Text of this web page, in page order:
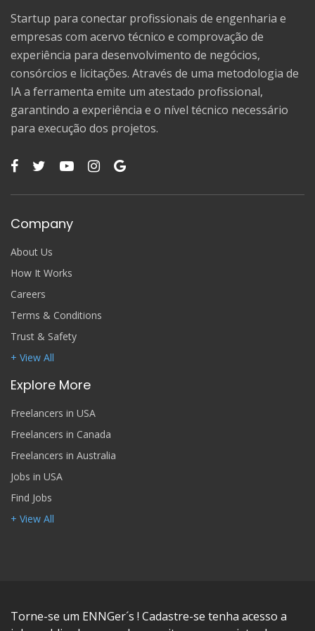
Startup para conectar profissionais de engenharia e
empresas com acervo técnico e comprovação de
experiência para desenvolvimento de negócios,
consórcios e licitações. Através de uma metodologia de
IA a ferramenta emite um atestado profissional,
garantindo a experiência e o nível técnico necessário
para execução dos projetos.
Company
About Us
How It Works
Careers
Terms & Conditions
Trust & Safety
+ View All
Explore More
Freelancers in USA
Freelancers in Canada
Freelancers in Australia
Jobs in USA
Find Jobs
+ View All
Torne-se um ENNGer´s ! Cadastre-se tenha acesso a